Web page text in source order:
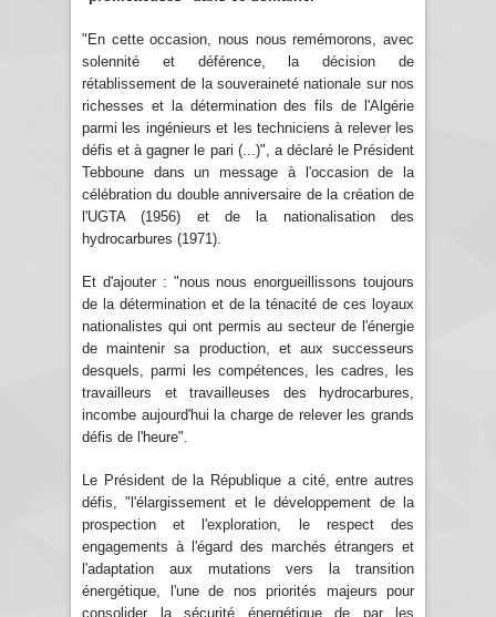
"En cette occasion, nous nous remémorons, avec
solennité et déférence, la décision de
rétablissement de la souveraineté nationale sur nos
richesses et la détermination des fils de l'Algérie
parmi les ingénieurs et les techniciens à relever les
défis et à gagner le pari (...)", a déclaré le Président
Tebboune dans un message à l'occasion de la
célébration du double anniversaire de la création de
l'UGTA (1956) et de la nationalisation des
hydrocarbures (1971).
Et d'ajouter : "nous nous enorgueillissons toujours
de la détermination et de la ténacité de ces loyaux
nationalistes qui ont permis au secteur de l'énergie
de maintenir sa production, et aux successeurs
desquels, parmi les compétences, les cadres, les
travailleurs et travailleuses des hydrocarbures,
incombe aujourd'hui la charge de relever les grands
défis de l'heure".
Le Président de la République a cité, entre autres
défis, "l'élargissement et le développement de la
prospection et l'exploration, le respect des
engagements à l'égard des marchés étrangers et
l'adaptation aux mutations vers la transition
énergétique, l'une de nos priorités majeurs pour
consolider la sécurité énergétique de par les